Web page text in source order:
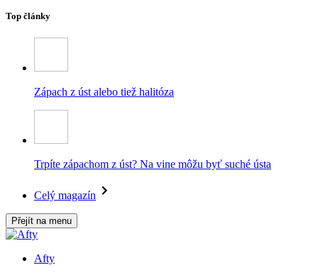
Top články
Zápach z úst alebo tiež halitóza
Trpíte zápachom z úst? Na vine môžu byť suché ústa
Celý magazín
Přejít na menu
Afty